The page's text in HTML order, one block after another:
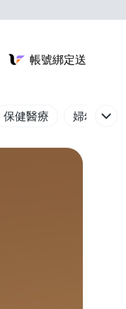
帳號綁定送
保健醫療 婦幼玩具